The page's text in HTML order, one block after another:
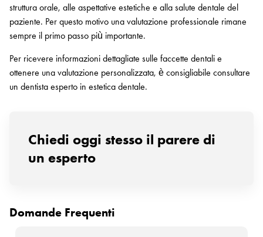
struttura orale, alle aspettative estetiche e alla salute dentale del
paziente. Per questo motivo una valutazione professionale rimane
sempre il primo passo più importante.
Per ricevere informazioni dettagliate sulle faccette dentali e
ottenere una valutazione personalizzata, è consigliabile consultare
un dentista esperto in estetica dentale.
Chiedi oggi stesso il parere di
un esperto
Domande Frequenti